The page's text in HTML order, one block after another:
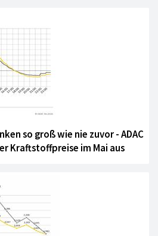
so groß wie nie zuvor - ADAC
Kraftstoffpreise im Mai aus